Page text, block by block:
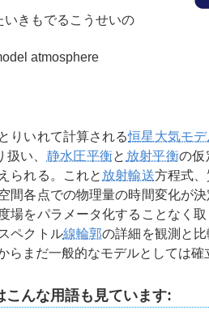
いきもでるこうせいの
atmosphere
りいれて計算される恒星大気モデ
い、 静水圧平衡と 放射平衡の仮
られる。これと 放射輸送方程式
間各点での物理量の時間変化が
場をパラメータ化することなく
ペクトル線輪郭の詳細を観測と
らまだ一般的なモデルとしては確
こんな用語も見ています: